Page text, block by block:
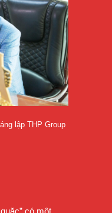
lập THP Group
có một